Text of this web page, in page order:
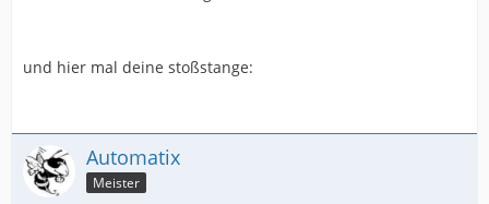
und hier mal deine stoßstange:
Automatix
Meister